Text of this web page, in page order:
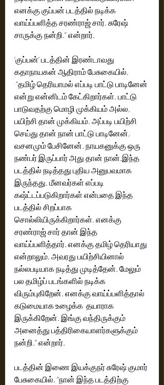
எனக்கு குப்பன் படத்தில் நடிக்க
வாய்ப்பளித்த சரண்ராஜ் சார், சுரேஷ்
சாருக்கு நன்றி.” என்றார்.
‘குப்பன்’ படத்தின் இரண்டாவது
கதாநாயகன் ஆதிராம் பேசுகையில்,
என்று என்னிடம் கேட்கிறார்கள். பாட்டு
பாடுவதற்கு மொழி முக்கியம் அல்ல,
பயிற்சி தான் முக்கியம். அப்படி பயிற்சி
செய்து தான் நான் பாட்டு பாடினேன்,
வசனமும் பேசினேன். நாயகனுக்கு ஒரு
நண்பர் இருப்பார் அது தான் நான்.இந்த
படத்தில் நடித்தது புதிய அனுபவமாக
இருந்தது. மீனவர்கள் எப்படி
கஷ்ட்டப்படுகிறார்கள் என்பதை இந்த
படத்தில் சிறப்பாக
சொல்லியிருக்கிறார்கள். எனக்கு
சரண்ராஜ் சார் தான் இந்த
வாய்ப்பளித்தார். எனக்கு தமிழ் தெரியாது
என்றாலும், அவரது பயிற்சியினால்
நல்லபடியாக நடித்து முடித்தேன். மேலும்
பல தமிழ்ப் படங்களில் நடிக்க
விரும்புகிறேன். எனக்கு வாய்ப்பளித்தால்
கடுமையாக உழைக்க  தயாராக
இருக்கிறேன். இங்கு வந்திருக்கும்
அனைத்து பத்திரிகையாளர்களுக்கும்
நன்றி.” என்றார்.
படத்தின் இணை இயக்குநர் சுரேஷ் குமார்
பேசுகையில், “நான் இந்த படத்திற்கு